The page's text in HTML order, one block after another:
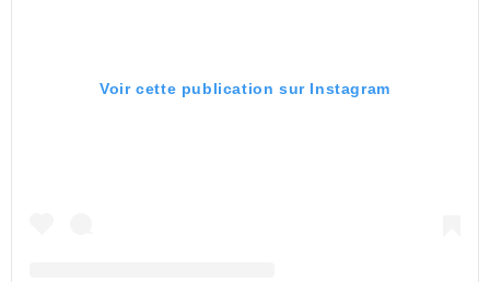
Voir cette publication sur Instagram